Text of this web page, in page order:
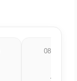
08/09 (일)